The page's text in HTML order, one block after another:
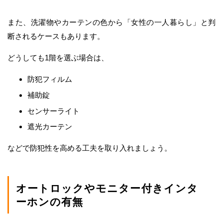
また、洗濯物やカーテンの色から「女性の一人暮らし」と判
断されるケースもあります。
どうしても1階を選ぶ場合は、
防犯フィルム
補助錠
センサーライト
遮光カーテン
などで防犯性を高める工夫を取り入れましょう。
オートロックやモニター付きインタ
ーホンの有無